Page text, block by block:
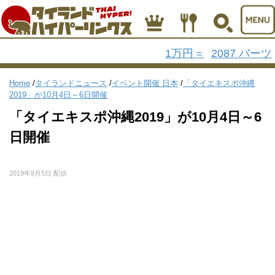
1万円 = 2087 バーツ
Home /タイランドニュース /イベント開催 日本 / 「タイエキスポ沖縄
2019」が10月4日～6日開催
「タイエキスポ沖縄2019」が10月4日～6
日開催
2019年9月5日 配信